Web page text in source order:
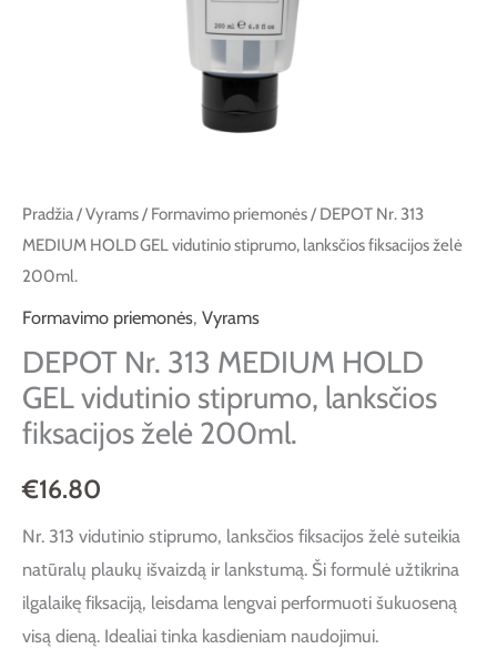
Pradžia/Vyrams/ Formavimo priemonės/ DEPOT Nr. 313
MEDIUM HOLD GEL vidutinio stiprumo, lanksčios fiksacijos želė
200ml.
Formavimo priemonės, Vyrams
DEPOT Nr. 313 MEDIUM HOLD
GEL vidutinio stiprumo, lanksčios
fiksacijos želė 200ml.
€16.80
Nr. 313 vidutinio stiprumo, lanksčios fiksacijos želė suteikia
natūralų plaukų išvaizdą ir lankstumą. Ši formulė užtikrina
ilgalaikę fiksaciją, leisdama lengvai performuoti šukuoseną
visą dieną. Idealiai tinka kasdieniam naudojimui.